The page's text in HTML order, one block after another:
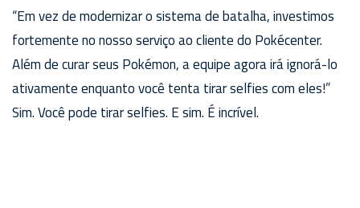
“Em vez de modernizar o sistema de batalha, investimos
fortemente no nosso serviço ao cliente do Pokécenter.
Além de curar seus Pokémon, a equipe agora irá ignorá-lo
ativamente enquanto você tenta tirar selfies com eles!”
Sim. Você pode tirar selfies. E sim. É incrível.